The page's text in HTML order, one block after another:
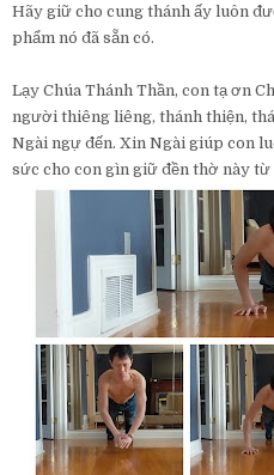
Hãy giữ cho cung thánh ấy luôn
phẩm nó đã sẵn có.
Lạy Chúa Thánh Thần, con tạ ơn
người thiêng liêng, thánh thiện,
Ngài ngự đến. Xin Ngài giúp con
sức cho con gìn giữ đền thờ này từ